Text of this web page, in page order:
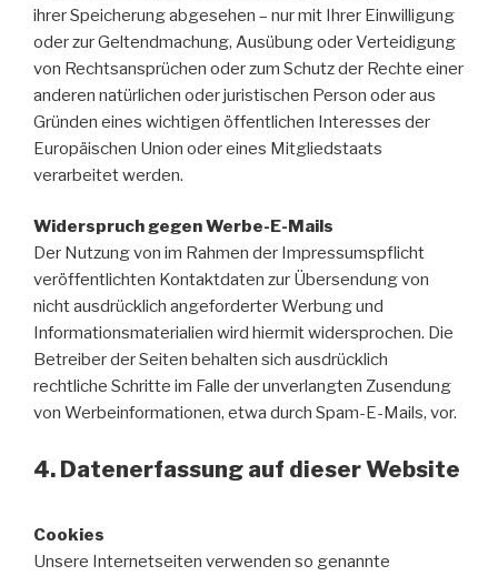
ihrer Speicherung abgesehen – nur mit Ihrer Einwilligung
oder zur Geltendmachung, Ausübung oder Verteidigung
von Rechtsansprüchen oder zum Schutz der Rechte einer
anderen natürlichen oder juristischen Person oder aus
Gründen eines wichtigen öffentlichen Interesses der
Europäischen Union oder eines Mitgliedstaats
verarbeitet werden.
Widerspruch gegen Werbe-E-Mails
Der Nutzung von im Rahmen der Impressumspflicht
veröffentlichten Kontaktdaten zur Übersendung von
nicht ausdrücklich angeforderter Werbung und
Informationsmaterialien wird hiermit widersprochen. Die
Betreiber der Seiten behalten sich ausdrücklich
rechtliche Schritte im Falle der unverlangten Zusendung
von Werbeinformationen, etwa durch Spam-E-Mails, vor.
4. Datenerfassung auf dieser Website
Cookies
Unsere Internetseiten verwenden so genannte